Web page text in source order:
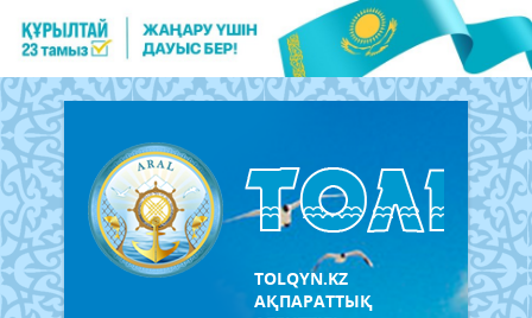
TOLQYN.KZ
АҚПАРАТТЫҚ